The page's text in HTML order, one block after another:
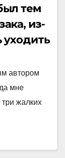
тем
из-
уходить
автором
мне
три жалких